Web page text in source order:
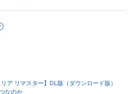
リア リマスター】DL版（ダウンロ
に違いはあるのか
ア リマスター】DL版（ダウンロード版）
なのか